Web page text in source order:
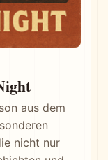
aus dem
nicht nur